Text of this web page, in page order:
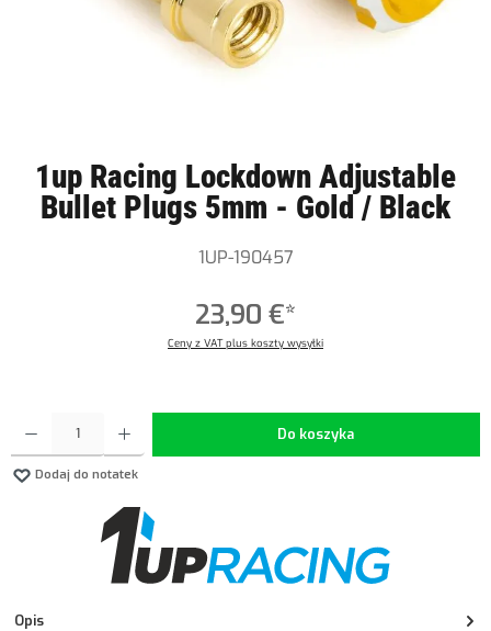
1up Racing Lockdown Adjustable
Bullet Plugs 5mm - Gold / Black
1UP-190457
23,90 €*
Ceny z VAT plus koszty wysyłki
Do koszyka
Dodaj do notatek
Opis